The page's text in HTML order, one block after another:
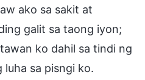
ako sa sakit at
galit sa taong iyon;
ko dahil sa tindi ng
sa pisngi ko.